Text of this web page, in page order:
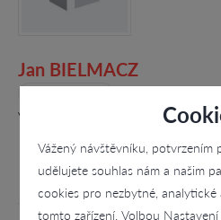
Vážený návštěvníku, potvrzením
udělujete souhlas nám a našim
cookies pro nezbytné,
tomto zařízení. Volbou
Jan BIELMACZ
V Zahrádkách 81, Vysoký Újezd -